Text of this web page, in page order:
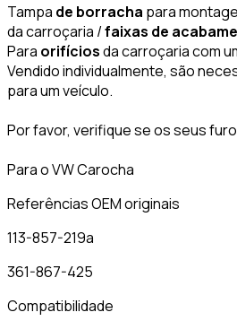
Tampa de borracha para
da carroçaria /faixas de
Para orifíciosda carroçaria com
Vendido individualmente, são
para um veículo.
Por favor, verifique se os seus
Para o VW Carocha
Referências OEM originais
113-857-219a
361-867-425
Compatibilidade